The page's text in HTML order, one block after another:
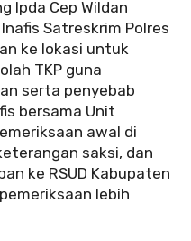
Ipda Cep Wildan
Satreskrim Polres
ke lokasi untuk
TKP guna
serta penyebab
bersama Unit
awal di
saksi, dan
ke RSUD Kabupaten
lebih